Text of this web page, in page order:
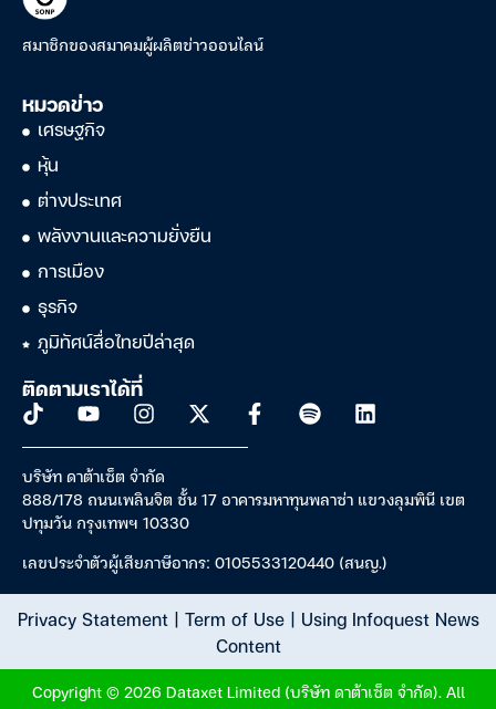
สมาชิกของสมาคมผู้ผลิตข่าวออนไลน์
หมวดข่าว
เศรษฐกิจ
หุ้น
ต่างประเทศ
พลังงานและความยั่งยืน
การเมือง
ธุรกิจ
ภูมิทัศน์สื่อไทยปีล่าสุด
ติดตามเราได้ที่
บริษัท ดาต้าเซ็ต จำกัด
888/178 ถนนเพลินจิต ชั้น 17 อาคารมหาทุนพลาซ่า แขวงลุมพินี เขต
ปทุมวัน กรุงเทพฯ 10330
เลขประจำตัวผู้เสียภาษีอากร: 0105533120440 (สนญ.)
Privacy Statement| Term of Use| Using Infoquest News
Content
Copyright © 2026 Dataxet Limited (บริษัท ดาต้าเซ็ต จำกัด). All